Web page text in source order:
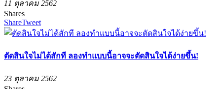
11 ตุลาคม 2562
Shares
ShareTweet
ตัดสินใจไม่ได้สักที ลองทำแบบนี้อาจจะตัดสินใจได้ง่ายขึ้น!
23 ตุลาคม 2562